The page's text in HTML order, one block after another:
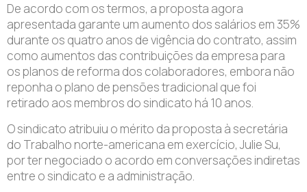
De acordo com os termos, a proposta agora
apresentada garante um aumento dos salários em 35%
durante os quatro anos de vigência do contrato, assim
como aumentos das contribuições da empresa para
os planos de reforma dos colaboradores, embora não
reponha o plano de pensões tradicional que foi
retirado aos membros do sindicato há 10 anos.
O sindicato atribuiu o mérito da proposta à secretária
do Trabalho norte-americana em exercício, Julie Su,
por ter negociado o acordo em conversações indiretas
entre o sindicato e a administração.